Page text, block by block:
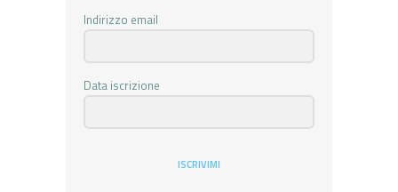
Indirizzo email
Data iscrizione
ISCRIVIMI